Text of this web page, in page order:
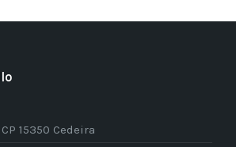
15350 Cedeira